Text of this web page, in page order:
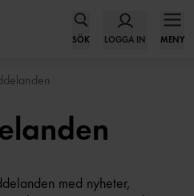
SÖK LOGGA IN MENY
med nyheter,